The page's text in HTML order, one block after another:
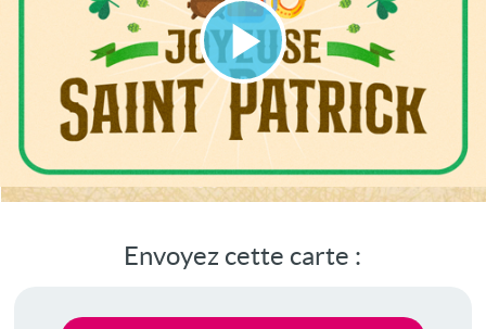
Lire
la
vidéo
Envoyez cette carte :